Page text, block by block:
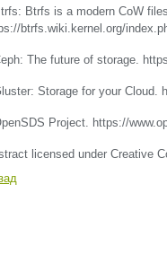
Btrfs is a modern CoW
btrfs.wiki.kernel.org/
The future of storage.
Storage for your Cloud.
Project. https://
licensed under Creative